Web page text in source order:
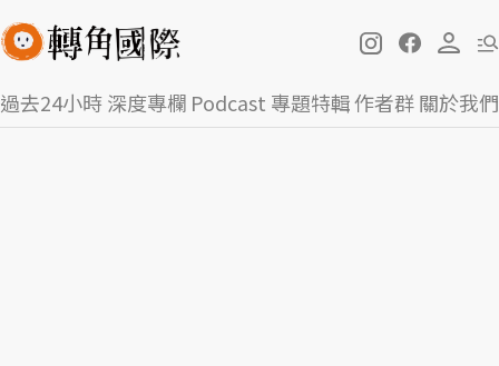
過去24小時深度專欄 Podcast 專題特輯作者群關於我們